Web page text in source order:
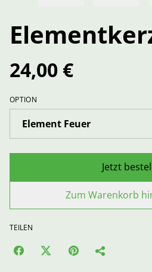
24,00 €
OPTION
Jetzt
Zum Warenkorb
TEILEN